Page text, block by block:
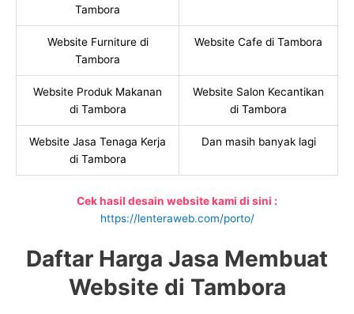
Tambora
Website Furniture di
Tambora
Website Cafe di Tambora
Website Produk Makanan
di Tambora
Website Salon Kecantikan
di Tambora
Website Jasa Tenaga Kerja
di Tambora
Dan masih banyak lagi
Cek hasil desain website kami di sini :
https://lenteraweb.com/porto/
Daftar Harga Jasa Membuat
Website di Tambora